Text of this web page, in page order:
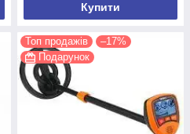
Купити
Топ продажів
–17%
Подарунок